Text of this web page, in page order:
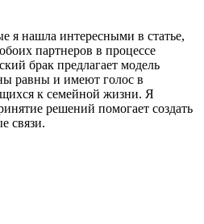
я нашла интересными в статье,
партнеров в процессе
брак предлагает модель
равны и имеют голос в
к семейной жизни. Я
решений помогает создать
связи.